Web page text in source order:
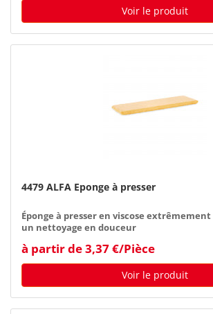
Voir le produit
4479 ALFA Eponge à presser
Éponge à presser en viscose
un nettoyage en douceur
à partir de 3,37 €/Pièce
Voir le produit